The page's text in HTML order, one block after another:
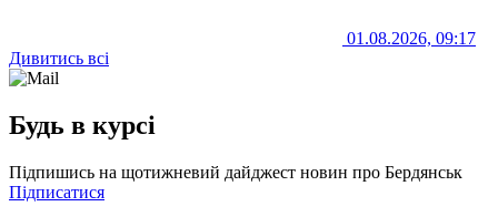
01.08.2026, 09:17
Дивитись всі
Будь в курсі
Підпишись на щотижневий дайджест новин про Бердянськ
Підписатися